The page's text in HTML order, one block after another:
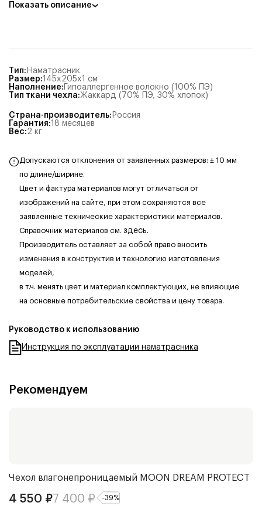
Показать описание
Тип: Наматрасник
Размер:145x205x1
см
Наполнение: Гипоаллергенное волокно (100% ПЭ)
Тип ткани чехла:Жаккард (70% ПЭ, 30% хлопок)
Страна-производитель: Россия
Гарантия:18 месяцев
Вес:2 кг
Допускаются отклонения от заявленных размеров: ± 10 мм
по длине/ширине.
Цвет и фактура материалов могут отличаться от
изображений на сайте, при этом сохраняются все
заявленные технические характеристики материалов.
Справочник материалов см. здесь.
Производитель оставляет за собой право вносить
изменения в конструктив и технологию изготовления
моделей,
в т.ч. менять цвет и материал комплектующих, не влияющие
на основные потребительские свойства и цену товара.
Руководство к использованию
Инструкция по эксплуатации наматрасника
Рекомендуем
Чехол влагонепроницаемый MOON DREAM PROTECT
4 550 ₽7 400 ₽ -39%